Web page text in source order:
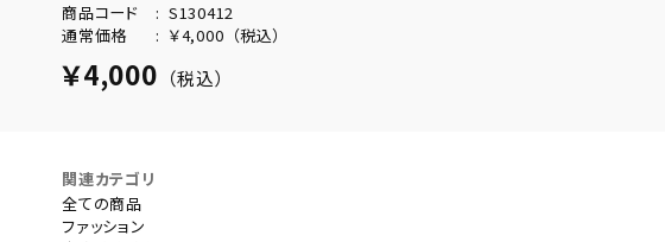
商品コード
S130412
通常価格
￥4,000 （税込）
￥4,000 （税込）
関連カテゴリ
全ての商品
ファッション